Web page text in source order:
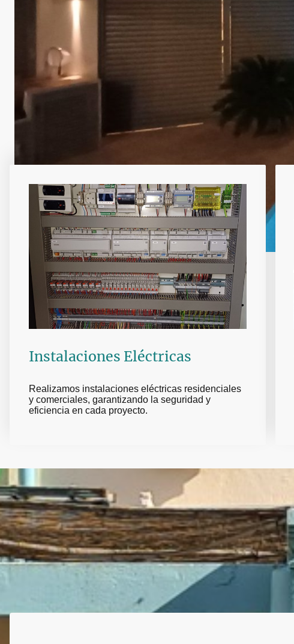
Instalaciones Eléctricas
Realizamos instalaciones eléctricas residenciales
y comerciales, garantizando la seguridad y
eficiencia en cada proyecto.